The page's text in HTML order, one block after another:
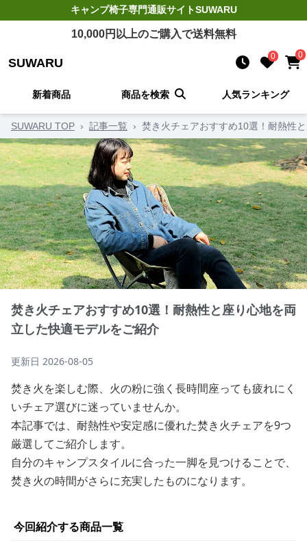
キャンプ椅子専門通販サイトSUWARU
10,000円以上のご購入で送料無料
SUWARU 0 0
新着商品 商品を検索 人気ランキング
SUWARU TOP › 記事一覧 › 焚き火チェアおすすめ10選！耐熱性
焚き火チェアおすすめ10選！耐熱性と座り心地を両
立した快適モデルをご紹介
更新日 2026-08-05
焚き火を楽しむ際、火の粉に強く長時間座っても疲れにく
いチェア選びに迷っていませんか。
本記事では、耐熱性や安定感に優れた焚き火チェアを9つ
厳選してご紹介します。
自分のキャンプスタイルに合った一脚を見つけることで、
焚き火の時間がさらに充実したものになります。
今回紹介する商品一覧